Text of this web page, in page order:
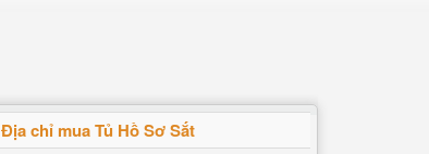
Địa chỉ mua Tủ Hồ Sơ Sắt